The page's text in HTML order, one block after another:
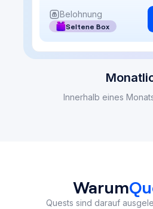
Belohnung
Seltene Box
Innerhalb eines
Warum
Quests sind darauf